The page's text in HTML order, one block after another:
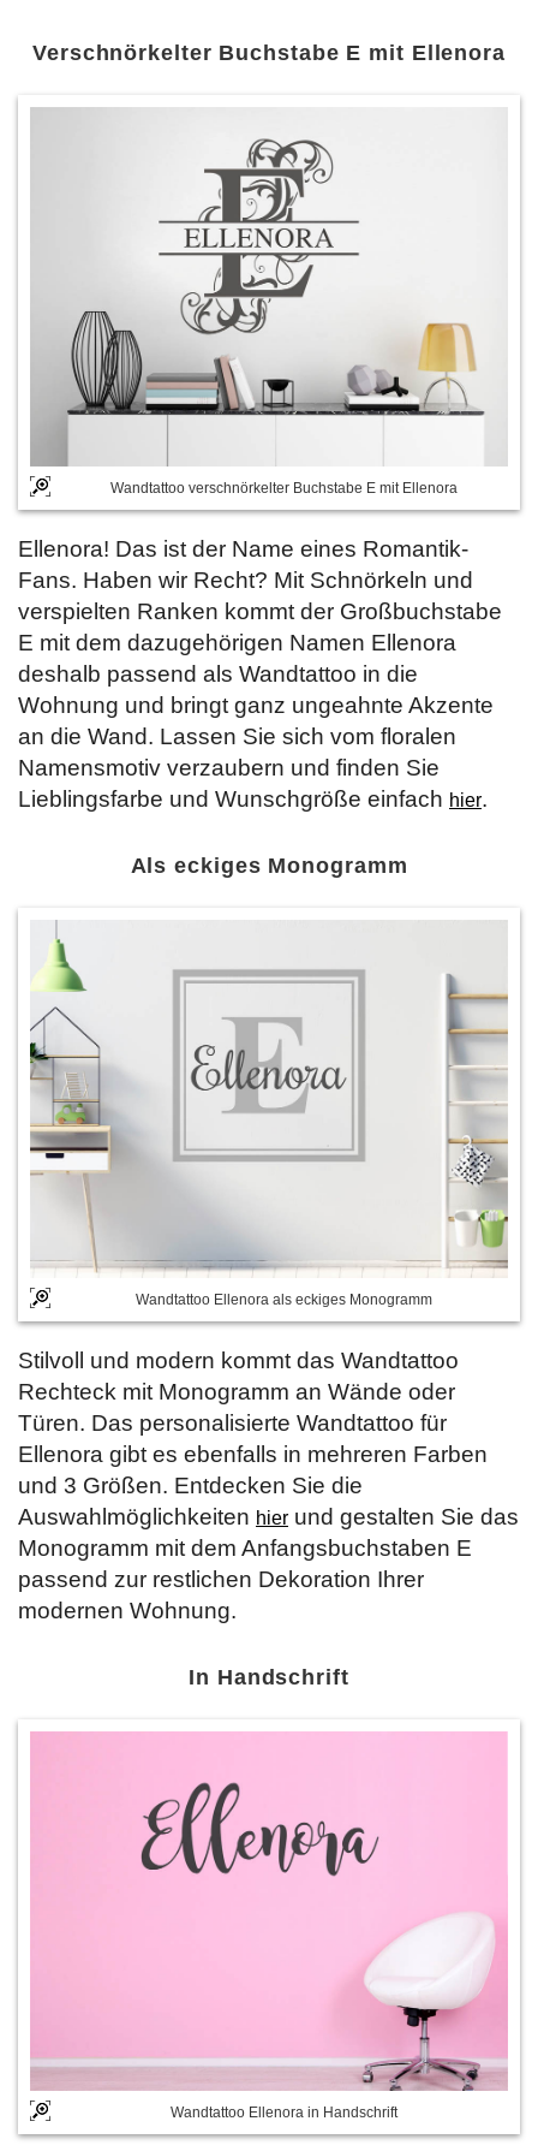
Verschnörkelter Buchstabe E mit Ellenora
Wandtattoo verschnörkelter Buchstabe E mit Ellenora
Ellenora! Das ist der Name eines Romantik-
Fans. Haben wir Recht? Mit Schnörkeln und
verspielten Ranken kommt der Großbuchstabe
E mit dem dazugehörigen Namen Ellenora
deshalb passend als Wandtattoo in die
Wohnung und bringt ganz ungeahnte Akzente
an die Wand. Lassen Sie sich vom floralen
Namensmotiv verzaubern und finden Sie
Lieblingsfarbe und Wunschgröße einfach hier.
Als eckiges Monogramm
Wandtattoo Ellenora als eckiges Monogramm
Stilvoll und modern kommt das Wandtattoo
Rechteck mit Monogramm an Wände oder
Türen. Das personalisierte Wandtattoo für
Ellenora gibt es ebenfalls in mehreren Farben
und 3 Größen. Entdecken Sie die
Auswahlmöglichkeiten hier und gestalten Sie das
Monogramm mit dem Anfangsbuchstaben E
passend zur restlichen Dekoration Ihrer
modernen Wohnung.
In Handschrift
Wandtattoo Ellenora in Handschrift